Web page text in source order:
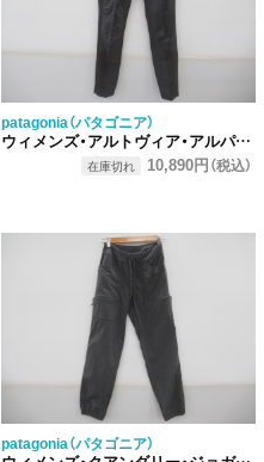
patagonia（パタゴニア）
ウィメンズ・アルトヴィア・アルパイン・パンツ
在庫切れ 10,890円（税込）
patagonia（パタゴニア）